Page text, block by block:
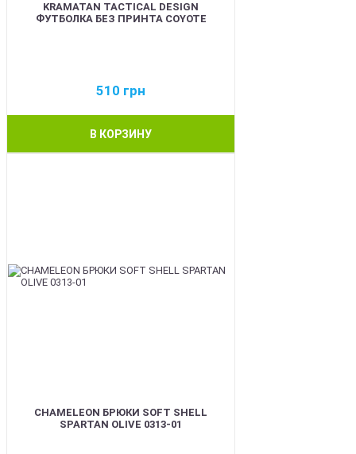
KRAMATAN TACTICAL DESIGN
ФУТБОЛКА БЕЗ ПРИНТА COYOTE
510 грн
В КОРЗИНУ
CHAMELEON БРЮКИ SOFT SHELL
SPARTAN OLIVE 0313-01